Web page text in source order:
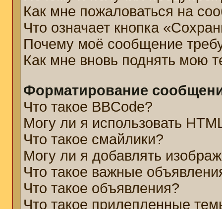
Как мне пожаловаться на
Что означает кнопка
Почему моё сообщение
Как мне вновь поднять мою
Форматирование
Что такое BBCode?
Могу ли я использовать
Что такое смайлики?
Могу ли я добавлять
Что такое важные
Что такое объявления?
Что такое прилепленные